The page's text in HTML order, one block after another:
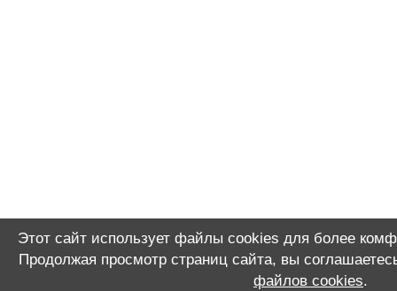
Этот сайт использует файлы cookies для более
Продолжая просмотр страниц сайта, вы
файлов cookies.